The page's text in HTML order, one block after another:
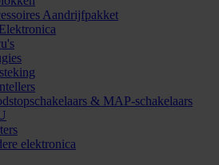
Aandrijfpakket
& MAP-schakelaars
elektronica